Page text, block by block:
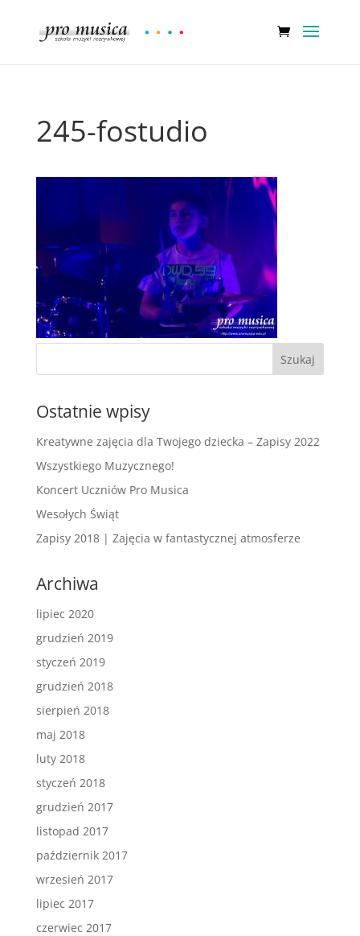
245-fostudio
Ostatnie wpisy
Kreatywne zajęcia dla Twojego dziecka – Zapisy 2022
Wszystkiego Muzycznego!
Koncert Uczniów Pro Musica
Wesołych Świąt
Zapisy 2018 | Zajęcia w fantastycznej atmosferze
Archiwa
lipiec 2020
grudzień 2019
styczeń 2019
grudzień 2018
sierpień 2018
maj 2018
luty 2018
styczeń 2018
grudzień 2017
listopad 2017
październik 2017
wrzesień 2017
lipiec 2017
czerwiec 2017